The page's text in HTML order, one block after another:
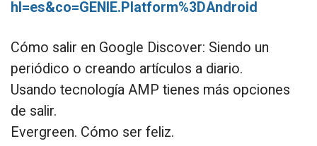
hl=es&co=GENIE.Platform%3DAndroid
Cómo salir en Google Discover: Siendo un
periódico o creando artículos a diario.
Usando tecnología AMP tienes más opciones
de salir.
Evergreen. Cómo ser feliz.